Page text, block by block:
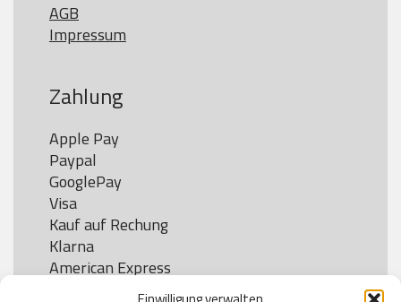
AGB
Impressum
Zahlung
Apple Pay
Paypal
GooglePay
Visa
Kauf auf Rechung
Klarna
American Express